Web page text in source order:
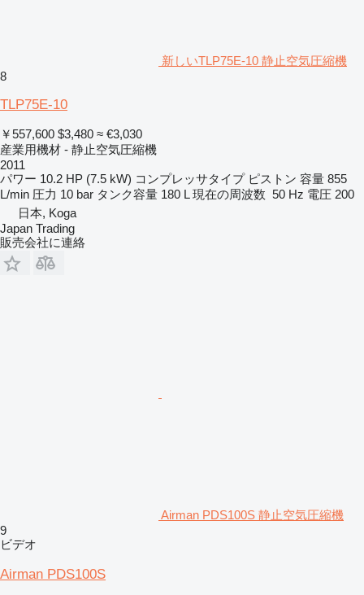
新しいTLP75E-10 静止空気圧縮機
8
TLP75E-10
￥557,600 $3,480 ≈ €3,030
産業用機材 - 静止空気圧縮機
2011
パワー 10.2 HP (7.5 kW) コンプレッサタイプ ピストン 容量 855
L/min 圧力 10 bar タンク容量 180 L 現在の周波数 50 Hz 電圧 200
日本, Koga
Japan Trading
販売会社に連絡
Airman PDS100S 静止空気圧縮機
9
ビデオ
Airman PDS100S